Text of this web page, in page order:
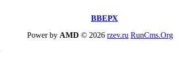
ВВЕРХ
Power by AMD © 2026 rzev.ru RunCms.Org